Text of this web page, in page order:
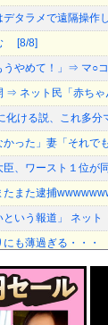
タラメで遠隔操作
[8/8]
うやめて！」⇒ マ○
⇒ ネット民「赤ち
化ける説、これ多分
った」妻「それ
臣、ワースト１位が
たまた逮捕
という報道」 ネッ
も薄過ぎる・・・
代代表資格を剥奪
本国民から支持さ
・・